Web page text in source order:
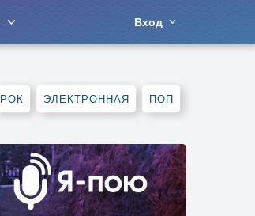
Вход
РОК ЭЛЕКТРОННАЯ ПОП